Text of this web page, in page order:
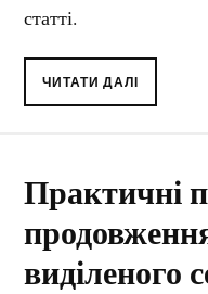
статті.
ЧИТАТИ ДАЛІ
Практичні
виділеного